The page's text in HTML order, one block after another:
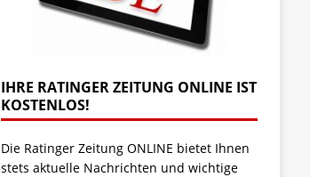
IHRE RATINGER ZEITUNG ONLINE IST
KOSTENLOS!
Die Ratinger Zeitung ONLINE bietet Ihnen
stets aktuelle Nachrichten und wichtige